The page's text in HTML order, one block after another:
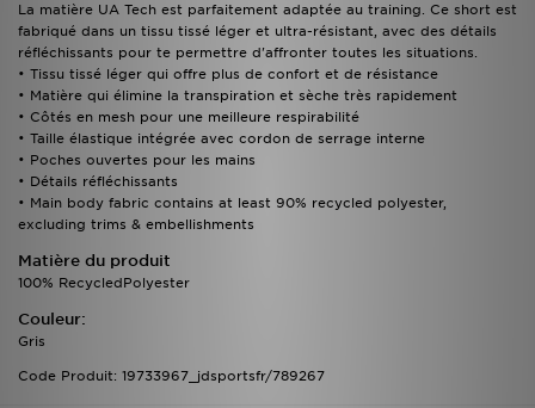
La matière UA Tech est parfaitement adaptée au training. Ce short est
fabriqué dans un tissu tissé léger et ultra-résistant, avec des détails
réfléchissants pour te permettre d'affronter toutes les situations.
• Tissu tissé léger qui offre plus de confort et de résistance
• Matière qui élimine la transpiration et sèche très rapidement
• Côtés en mesh pour une meilleure respirabilité
• Taille élastique intégrée avec cordon de serrage interne
• Poches ouvertes pour les mains
• Détails réfléchissants
• Main body fabric contains at least 90% recycled polyester,
excluding trims & embellishments
Matière du produit
100% RecycledPolyester
Couleur:
Gris
Code Produit: 19733967_jdsportsfr/789267